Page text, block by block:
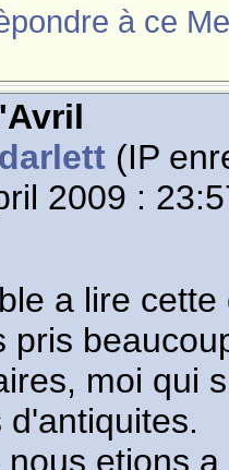
à ce
darlett (IP
2009 :
a lire
pris
moi qui
etions